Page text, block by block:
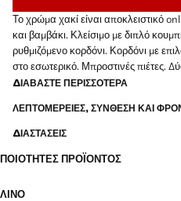
Το χρώμα χακί είναι αποκλειστικό
και βαμβάκι. Κλείσιμο με διπλό
ρυθμιζόμενο κορδόνι. Κορδόνι με
στο εσωτερικό. Μπροστινές πιέτες.
ρέλι στο πίσω μέρος. Ίσιο στρίφωμα
ΔΙΑΒΆΣΤΕ ΠΕΡΙΣΣΌΤΕΡΑ
ΛΕΠΤΟΜΈΡΕΙΕΣ, ΣΎΝΘΕΣΗ ΚΑΙ
ΔΙΑΣΤΆΣΕΙΣ
ΠΟΙΌΤΗΤΕΣ ΠΡΟΪΌΝΤΟΣ
ΛΙΝΌ